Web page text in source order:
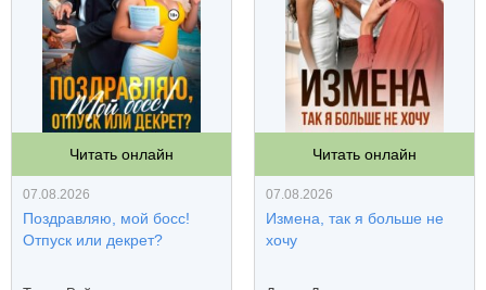
Читать онлайн
07.08.2026
Поздравляю, мой босс!
Отпуск или декрет?
Читать онлайн
07.08.2026
Измена, так я больше не
хочу